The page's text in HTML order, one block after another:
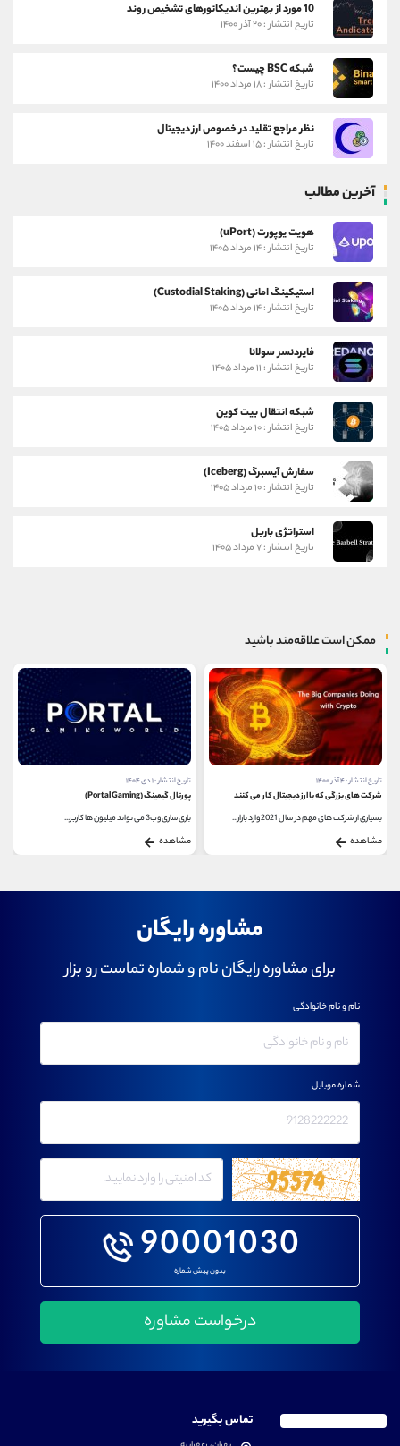
10 مورد از بهترین اندیکاتورهای تشخیص روند
تاریخ انتشار : ۲۰ آذر ۱۴۰۰
شبکه BSC چیست؟
تاریخ انتشار : ۱۸ مرداد ۱۴۰۰
نظر مراجع تقلید در خصوص ارز دیجیتال
تاریخ انتشار : ۱۵ اسفند ۱۴۰۰
آخرین مطالب
هویت یوپورت (uPort)
تاریخ انتشار : ۱۴ مرداد ۱۴۰۵
استیکینگ امانی (Custodial Staking)
تاریخ انتشار : ۱۴ مرداد ۱۴۰۵
فایردنسر سولانا
تاریخ انتشار : ۱۱ مرداد ۱۴۰۵
شبکه انتقال بیت کوین
تاریخ انتشار : ۱۰ مرداد ۱۴۰۵
سفارش آیسبرگ (Iceberg)
تاریخ انتشار : ۱۰ مرداد ۱۴۰۵
استراتژی باربل
تاریخ انتشار : ۷ مرداد ۱۴۰۵
ممکن است علاقه‌مند باشید
تاریخ انتشار : ۴ آذر ۱۴۰۰
شرکت های بزرگی که با ارز دیجیتال کار می کنند
بسیاری از شرکت‌ های مهم در سال 2021 وارد بازار...
مشاهده
تاریخ انتشار : ۱ دی ۱۴۰۴
پورتال گیمینگ (Portal Gaming)
بازی‌ سازی وب3 می ‌تواند میلیون ‌ها کاربر...
مشاهده
مشاوره رایگان
برای مشاوره رایگان نام و شماره تماست رو بزار
90001030
بدون پیش شماره
نام و نام خانوادگی
شماره موبایل
تماس بگیرید